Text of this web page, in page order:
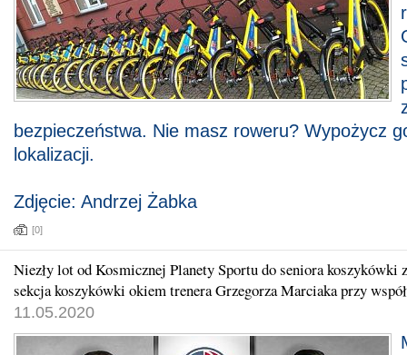
bezpieczeństwa. Nie masz roweru? Wypożycz
lokalizacji.
Zdjęcie: Andrzej Żabka
[0]
Niezły lot od Kosmicznej Planety Sportu do seniora
sekcja koszykówki okiem trenera Grzegorza Marciaka przy
11.05.2020